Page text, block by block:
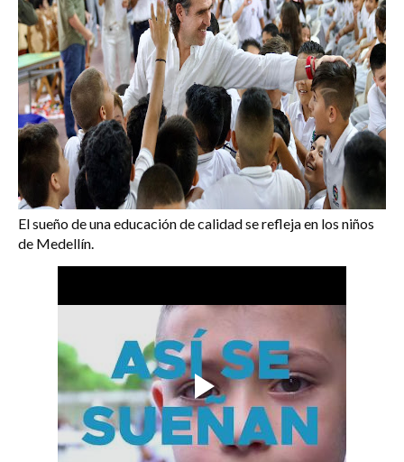
El sueño de una educación de calidad se refleja en los niños
de Medellín.